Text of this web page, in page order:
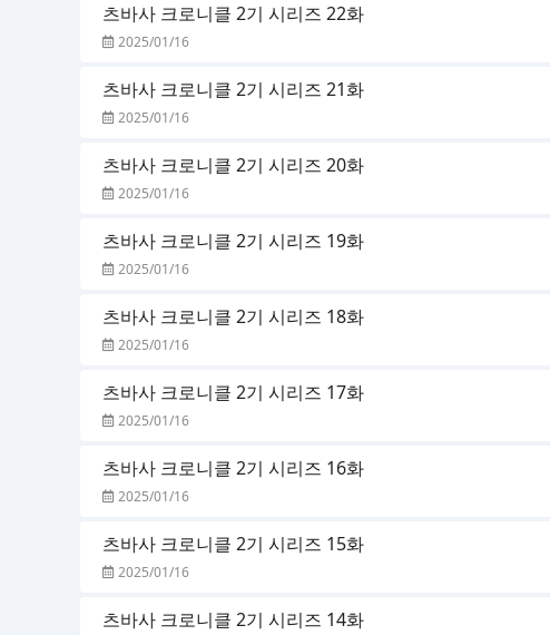
츠바사 크로니클 2기 시리즈 22화
2025/01/16
츠바사 크로니클 2기 시리즈 21화
2025/01/16
츠바사 크로니클 2기 시리즈 20화
2025/01/16
츠바사 크로니클 2기 시리즈 19화
2025/01/16
츠바사 크로니클 2기 시리즈 18화
2025/01/16
츠바사 크로니클 2기 시리즈 17화
2025/01/16
츠바사 크로니클 2기 시리즈 16화
2025/01/16
츠바사 크로니클 2기 시리즈 15화
2025/01/16
츠바사 크로니클 2기 시리즈 14화